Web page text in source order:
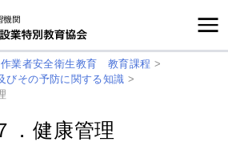
業者安全衛生教育 教育課程 >
びその予防に関する知識 >
．健康管理